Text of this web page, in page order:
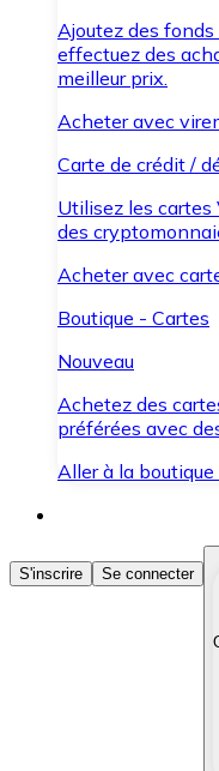
Ajoutez des
effectuez des
meilleur prix.
Acheter avec
Carte de crédit /
Utilisez les cartes
des
Acheter avec
Boutique - Cartes
Nouveau
Achetez des
préférées avec
Aller à la
Acheter des
Achetez les
Convertissez
S'inscrire Se connecter